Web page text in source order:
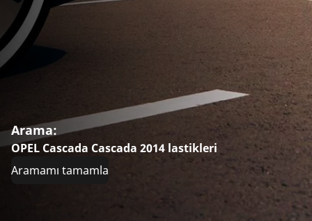
Arama:
OPEL Cascada Cascada 2014 lastikleri
Aramamı tamamla